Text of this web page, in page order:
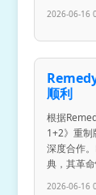
2026-06-16
顺利
根据
1+2》重
深度合作
典，其革
2026-06-16